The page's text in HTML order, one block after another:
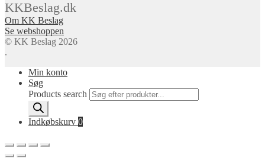
KKBeslag.dk
Om KK Beslag
Se webshoppen
© KK Beslag 2026
.
Min konto
Søg
Products search
Indkøbskurv 0